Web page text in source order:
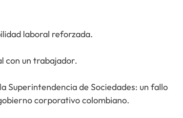
laboral reforzada.
con un trabajador.
Superintendencia de Sociedades: un fallo
gobierno corporativo colombiano.